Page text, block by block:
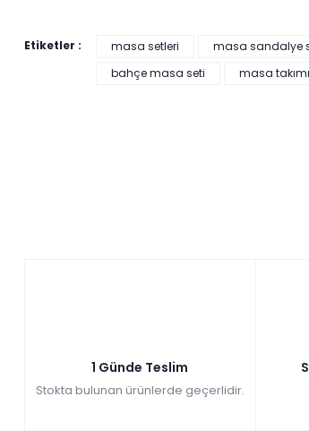
Etiketler : masa setleri masa sandalye
bahçe masa seti
masa
1 Günde Teslim
Stokta bulunan ürünlerde geçerlidir.